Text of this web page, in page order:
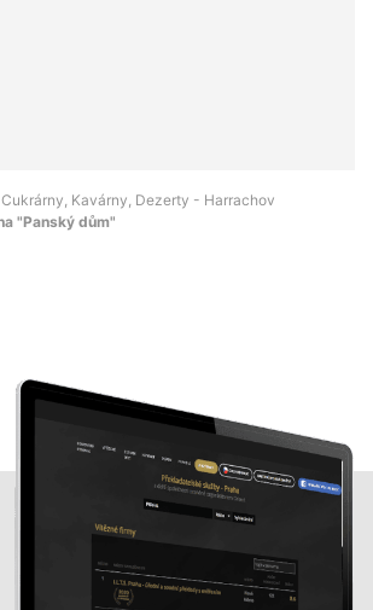
Cukrárny, Kavárny, Dezerty - Harrachov
"Panský dům"